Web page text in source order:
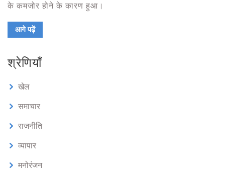
के कमजोर होने के कारण हुआ।
आगे पढ़ें
श्रेणियाँ
खेल
समाचार
राजनीति
व्यापार
मनोरंजन